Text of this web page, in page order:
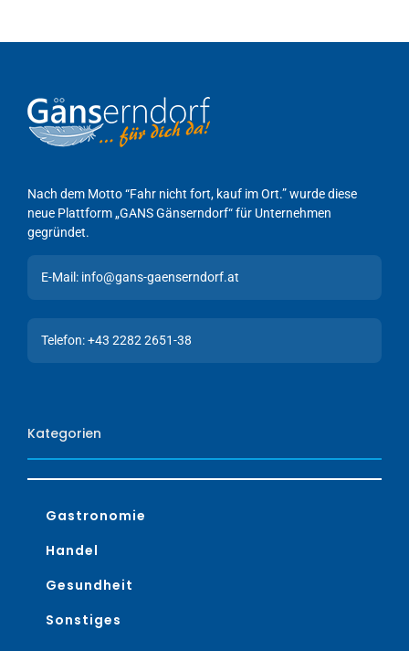
Nach dem Motto “Fahr nicht fort, kauf im Ort.” wurde diese
neue Plattform „GANS Gänserndorf“ für Unternehmen
gegründet.
E-Mail: info@gans-gaenserndorf.at
Telefon: +43 2282 2651-38
Kategorien
Gastronomie
Handel
Gesundheit
Sonstiges